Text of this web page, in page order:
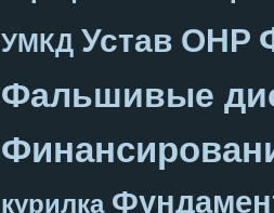
УМКД Устав ОНР
Фальшивые
курилка